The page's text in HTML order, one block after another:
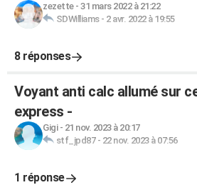
zezette- 31 mars 2022 à 21:22
SDWilliams- 2 avr. 2022 à 19:55
8 réponses
Voyant anti calc allumé sur
express -
Gigi- 21 nov. 2023 à 20:17
stf_jpd87- 22 nov. 2023 à 07:56
1 réponse